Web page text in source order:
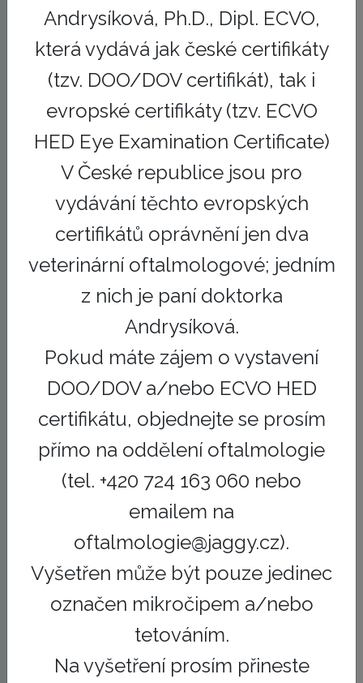
Naše sestry
Lenka Brzobohatá,
CertCAAPR
Veterinární asistentka
Vrchní sestra
Fyzioterapeutická asistentka
brzobohata@jaggy.cz
Bc. Iva Bukovjanová
Anesteziologická asistentka
bukovjanova@jaggy.cz
Andrysíková, Ph.D., Dipl. ECVO,
která vydává jak české certifikáty
(tzv. DOO/DOV certifikát), tak i
evropské certifikáty (tzv. ECVO
HED Eye Examination Certificate)
V České republice jsou pro
vydávání těchto evropských
certifikátů oprávnění jen dva
veterinární oftalmologové; jedním
z nich je paní doktorka
Andrysíková.
Pokud máte zájem o vystavení
DOO/DOV a/nebo ECVO HED
certifikátu, objednejte se prosím
přímo na oddělení oftalmologie
(tel. +420 724 163 060 nebo
emailem na
oftalmologie@jaggy.cz).
Vyšetřen může být pouze jedinec
označen mikročipem a/nebo
tetováním.
Na vyšetření prosím přineste